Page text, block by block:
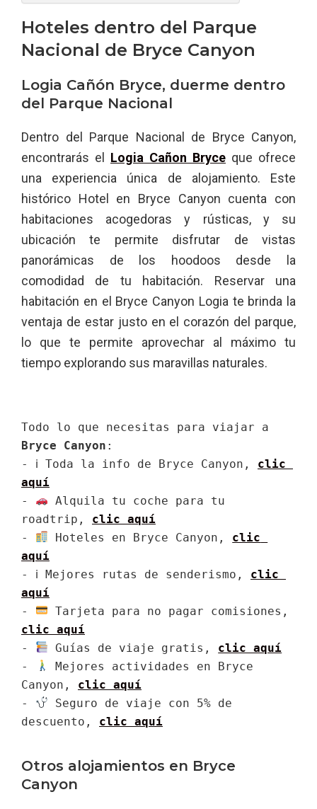
Hoteles dentro del Parque
Nacional de Bryce Canyon
Logia Cañón Bryce, duerme dentro
del Parque Nacional
Dentro del Parque Nacional de Bryce Canyon,
encontrarás el Logia Cañon Bryce que ofrece
una experiencia única de alojamiento. Este
histórico Hotel en Bryce Canyon cuenta con
habitaciones acogedoras y rústicas, y su
ubicación te permite disfrutar de vistas
panorámicas de los hoodoos desde la
comodidad de tu habitación. Reservar una
habitación en el Bryce Canyon Logia te brinda la
ventaja de estar justo en el corazón del parque,
lo que te permite aprovechar al máximo tu
tiempo explorando sus maravillas naturales.
Bryce Canyon :
- ℹ Toda la info de Bryce Canyon, clic
aquí
-
Alquila tu coche para tu
roadtrip, clic aquí
-
Hoteles en Bryce Canyon, clic
aquí
- ℹ Mejores rutas de senderismo, clic
aquí
-
clic aquí
-
Guías de viaje gratis, clic aquí
-
Mejores actividades en Bryce
Canyon, clic aquí
-
Seguro de viaje con 5% de
descuento, clic aquí
Otros alojamientos en Bryce
Canyon